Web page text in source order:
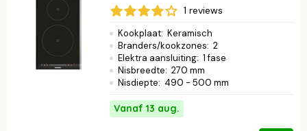
1 reviews
Kookplaat: Keramisch
Branders/kookzones: 2
Elektra aansluiting: 1 fase
Nisbreedte: 270 mm
Nisdiepte: 490 - 500 mm
Vanaf 13 aug.